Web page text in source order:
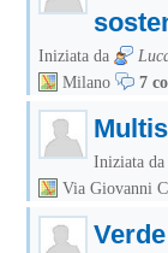
Iniziata da
Milano
7
Iniziata da
Via Giovanni